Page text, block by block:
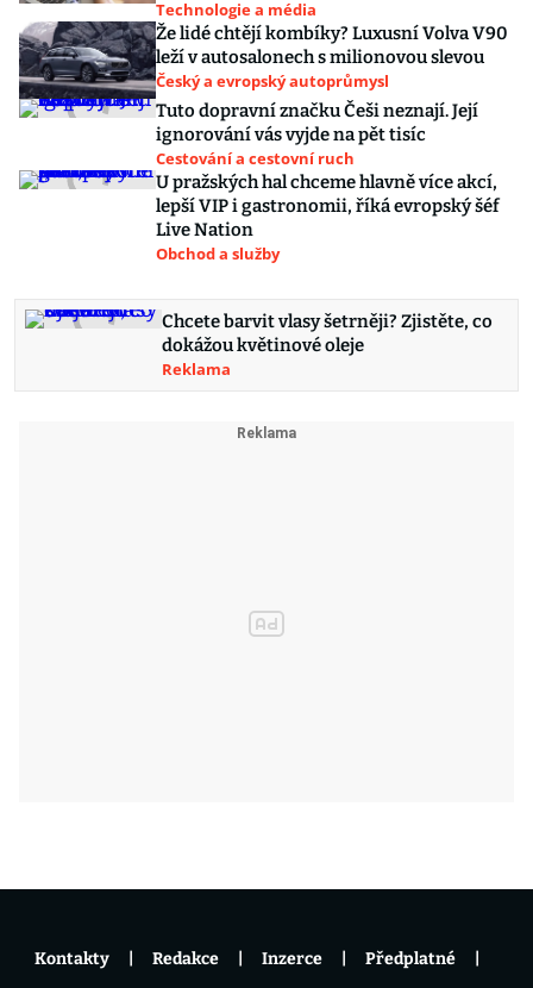
Technologie a média
Že lidé chtějí kombíky? Luxusní Volva V90
leží v autosalonech s milionovou slevou
Český a evropský autoprůmysl
Tuto dopravní značku Češi neznají. Její
ignorování vás vyjde na pět tisíc
Cestování a cestovní ruch
U pražských hal chceme hlavně více akcí,
lepší VIP i gastronomii, říká evropský šéf
Live Nation
Obchod a služby
Chcete barvit vlasy šetrněji? Zjistěte, co
dokážou květinové oleje
Reklama
Kontakty Redakce Inzerce Předplatné